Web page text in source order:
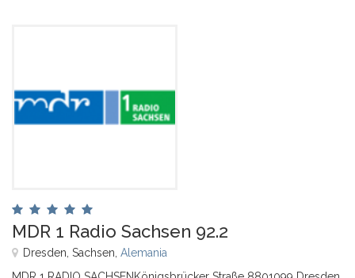
MDR 1 Radio Sachsen 92.2
Dresden, Sachsen, Alemania